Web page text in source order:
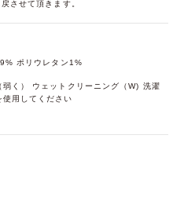
させて頂きます。
ポリウレタン1%
弱く） ウェットクリーニング（W) 洗濯
用してください